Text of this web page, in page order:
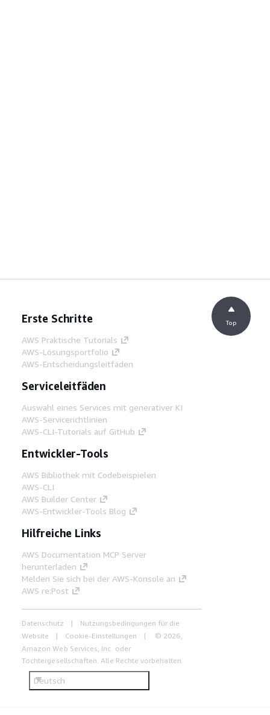
Erste Schritte
AWS Praktische Tutorials
AWS-Lösungsportfolio
AWS-Entscheidungsleitfäden
Serviceleitfäden
Auswahl eines Services mit generativer KI
AWS-Servicerichtlinien
AWS-CLI-Tutorials auf GitHub
Entwickler-Tools
AWS Bibliothek mit Codebeispielen
AWS-CLI
AWS Builder Center
AWS-Entwickler-Tools Blog
Hilfreiche Links
AWS Documentation MCP Server
herunterladen
Melden Sie sich bei der AWS-Konsole an
AWS re:Post
Datenschutz
Nutzungsbedingungen für die
Website
Cookie-Einstellungen
© 2026,
Amazon Web Services, Inc. oder
Tochtergesellschaften. Alle Rechte vorbehalten.
Deutsch
Top